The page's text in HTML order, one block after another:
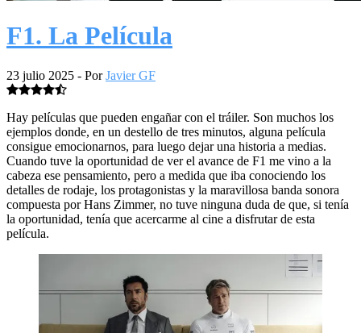
F1. La Película
23 julio 2025 - PorJavier GF
Hay películas que pueden engañar con el tráiler. Son muchos los
ejemplos donde, en un destello de tres minutos, alguna película
consigue emocionarnos, para luego dejar una historia a medias.
Cuando tuve la oportunidad de ver el avance de F1 me vino a la
cabeza ese pensamiento, pero a medida que iba conociendo los
detalles de rodaje, los protagonistas y la maravillosa banda sonora
compuesta por Hans Zimmer, no tuve ninguna duda de que, si tenía
la oportunidad, tenía que acercarme al cine a disfrutar de esta
película.